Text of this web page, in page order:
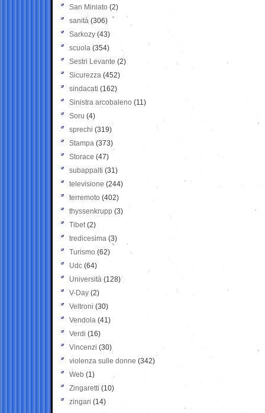
San Miniato (2)
sanità (306)
Sarkozy (43)
scuola (354)
Sestri Levante (2)
Sicurezza (452)
sindacati (162)
Sinistra arcobaleno (11)
Soru (4)
sprechi (319)
Stampa (373)
Storace (47)
subappalti (31)
televisione(244)
terremoto (402)
thyssenkrupp (3)
Tibet(2)
tredicesima (3)
Turismo (62)
Udc (64)
Università (128)
V-Day (2)
Veltroni (30)
Vendola (41)
Verdi (16)
Vincenzi (30)
violenza sulle donne (342)
Web (1)
Zingaretti (10)
zingari (14)